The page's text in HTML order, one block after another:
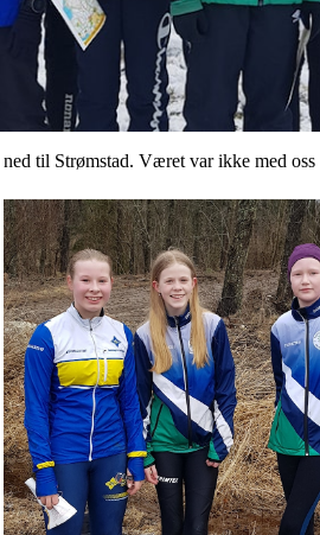
til Strømstad. Været var ikke med